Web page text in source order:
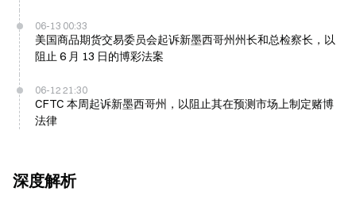
06-13 00:33
美国商品期货交易委员会起诉新墨西哥州州长和总检察长，以
阻止 6 月 13 日的博彩法案
06-12 21:30
CFTC 本周起诉新墨西哥州，以阻止其在预测市场上制定赌博
法律
深度解析